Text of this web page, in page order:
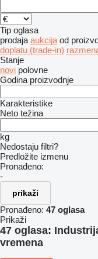
Tip oglasa
prodaja aukcija od
doplatu (trade-in)
Stanje
novi polovne
Godina proizvodnje
Karakteristike
Neto težina
kg
Nedostaju filtri?
Predložite izmenu
Pronađeno:
-
prikaži
Pronađeno: 47 oglasa
Prikaži
47 oglasa:
vremena